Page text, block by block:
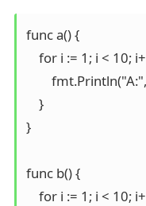
func a() {
for i := 1; i < 10;
    }
}
func b() {
for i := 1; i < 10;